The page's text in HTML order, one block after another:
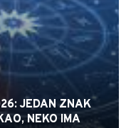
JEDAN ZNAK
NEKO IMA